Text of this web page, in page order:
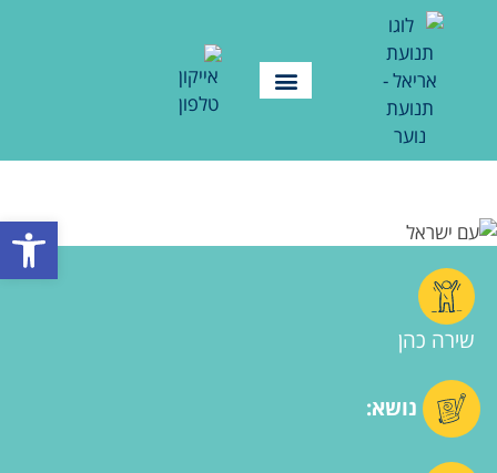
פתח
שירה כהן
נושא: